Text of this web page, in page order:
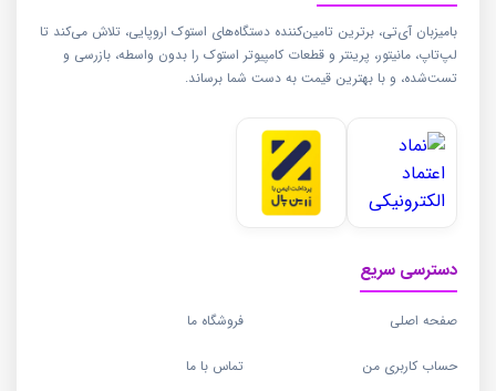
بامیزبان آی‌تی، برترین تامین‌کننده دستگاه‌های استوک اروپایی، تلاش می‌کند تا
لپ‌تاپ، مانیتور، پرینتر و قطعات کامپیوتر استوک را بدون واسطه، بازرسی و
تست‌شده، و با بهترین قیمت به دست شما برساند.
دسترسی سریع
صفحه اصلی فروشگاه ما
حساب کاربری من تماس با ما